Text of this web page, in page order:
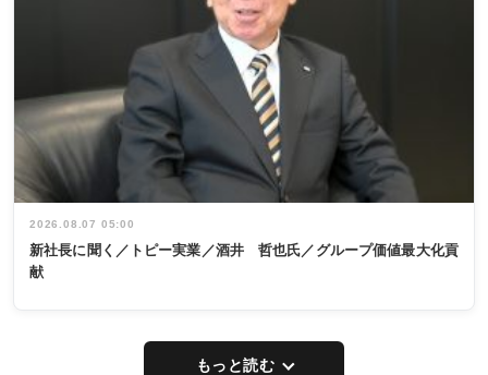
2026.08.07 05:00
新社長に聞く／トピー実業／酒井 哲也氏／グループ価値最大化貢
献
もっと読む